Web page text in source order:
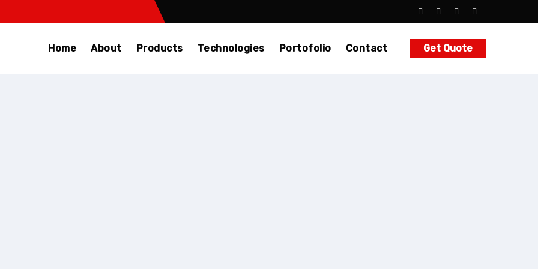
Home About Products Technologies Portofolio Contact Get Quote